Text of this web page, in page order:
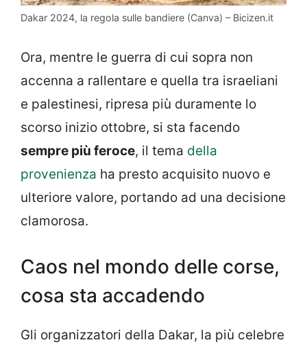
Dakar 2024, la regola sulle bandiere (Canva) – Bicizen.it
Ora, mentre le guerra di cui sopra non
accenna a rallentare e quella tra israeliani
e palestinesi, ripresa più duramente lo
scorso inizio ottobre, si sta facendo
sempre più feroce, il tema della
provenienza ha presto acquisito nuovo e
ulteriore valore, portando ad una decisione
clamorosa.
Caos nel mondo delle corse,
cosa sta accadendo
Gli organizzatori della Dakar, la più celebre